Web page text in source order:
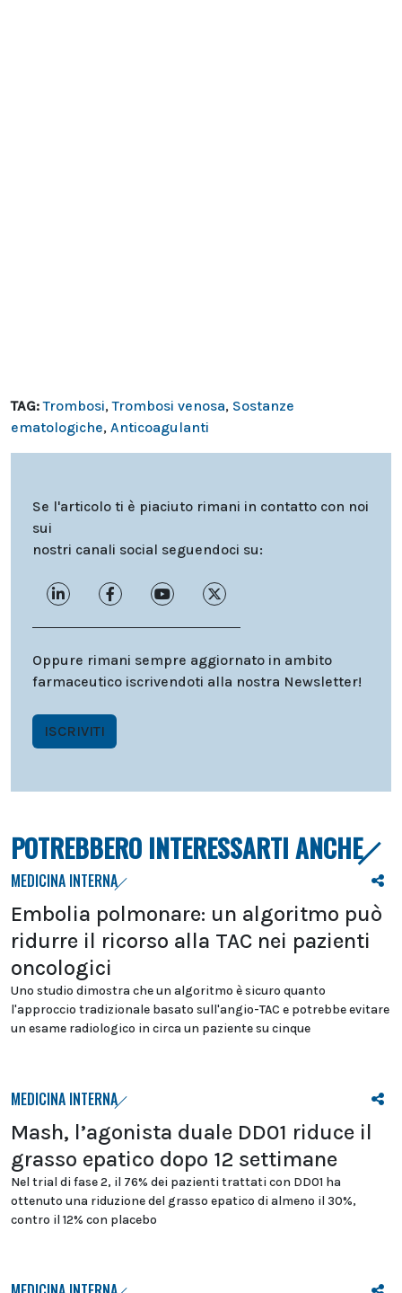
TAG: Trombosi,Trombosi venosa, Sostanze
ematologiche, Anticoagulanti
Se l'articolo ti è piaciuto rimani in contatto con noi
sui
nostri canali social seguendoci su:
Oppure rimani sempre aggiornato in ambito
farmaceutico iscrivendoti alla nostra Newsletter!
ISCRIVITI
POTREBBERO INTERESSARTI ANCHE
MEDICINA INTERNA
Embolia polmonare: un algoritmo può
ridurre il ricorso alla TAC nei pazienti
oncologici
Uno studio dimostra che un algoritmo è sicuro quanto
l'approccio tradizionale basato sull'angio-TAC e potrebbe evitare
un esame radiologico in circa un paziente su cinque
MEDICINA INTERNA
Mash, l’agonista duale DD01 riduce il
grasso epatico dopo 12 settimane
Nel trial di fase 2, il 76% dei pazienti trattati con DD01 ha
ottenuto una riduzione del grasso epatico di almeno il 30%,
contro il 12% con placebo